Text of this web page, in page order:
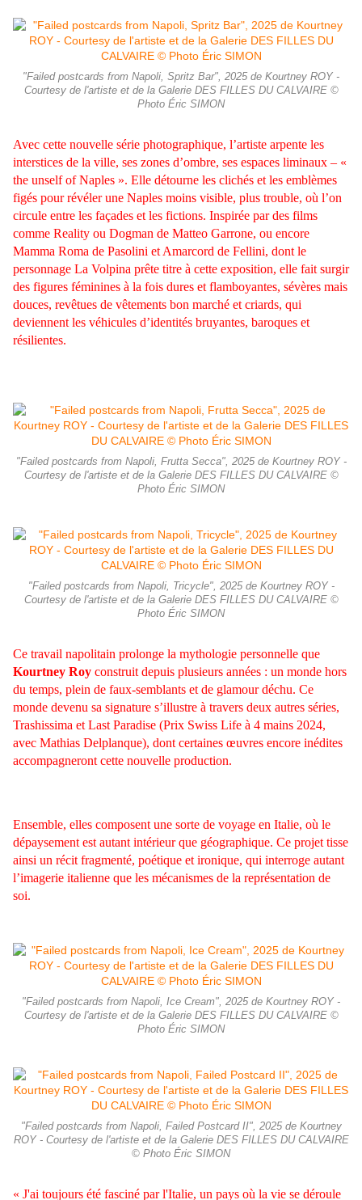
"Failed postcards from Napoli, Spritz Bar", 2025 de Kourtney ROY -
Courtesy de l'artiste et de la Galerie DES FILLES DU CALVAIRE ©
Photo Éric SIMON
Avec cette nouvelle série photographique, l’artiste arpente les
interstices de la ville, ses zones d’ombre, ses espaces liminaux – «
the unself of Naples ». Elle détourne les clichés et les emblèmes
figés pour révéler une Naples moins visible, plus trouble, où l’on
circule entre les façades et les fictions. Inspirée par des films
comme Reality ou Dogman de Matteo Garrone, ou encore
Mamma Roma de Pasolini et Amarcord de Fellini, dont le
personnage La Volpina prête titre à cette exposition, elle fait surgir
des figures féminines à la fois dures et flamboyantes, sévères mais
douces, revêtues de vêtements bon marché et criards, qui
deviennent les véhicules d’identités bruyantes, baroques et
résilientes.
"Failed postcards from Napoli, Frutta Secca", 2025 de Kourtney ROY -
Courtesy de l'artiste et de la Galerie DES FILLES DU CALVAIRE ©
Photo Éric SIMON
"Failed postcards from Napoli, Tricycle", 2025 de Kourtney ROY -
Courtesy de l'artiste et de la Galerie DES FILLES DU CALVAIRE ©
Photo Éric SIMON
Ce travail napolitain prolonge la mythologie personnelle que
Kourtney Roy construit depuis plusieurs années : un monde hors
du temps, plein de faux-semblants et de glamour déchu. Ce
monde devenu sa signature s’illustre à travers deux autres séries,
Trashissima et Last Paradise (Prix Swiss Life à 4 mains 2024,
avec Mathias Delplanque), dont certaines œuvres encore inédites
accompagneront cette nouvelle production.
Ensemble, elles composent une sorte de voyage en Italie, où le
dépaysement est autant intérieur que géographique. Ce projet tisse
ainsi un récit fragmenté, poétique et ironique, qui interroge autant
l’imagerie italienne que les mécanismes de la représentation de
soi.
"Failed postcards from Napoli, Ice Cream", 2025 de Kourtney ROY -
Courtesy de l'artiste et de la Galerie DES FILLES DU CALVAIRE ©
Photo Éric SIMON
"Failed postcards from Napoli, Failed Postcard II", 2025 de Kourtney
ROY - Courtesy de l'artiste et de la Galerie DES FILLES DU CALVAIRE
© Photo Éric SIMON
« J'ai toujours été fasciné par l'Italie, un pays où la vie se déroule